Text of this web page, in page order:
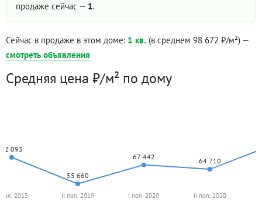
продаже сейчас — 1.
Сейчас в продаже в этом доме: 1 кв. (в среднем 98 672 ₽/м²) —
смотреть объявления
Средняя цена ₽/м² по дому
72 093
55 660
67 442 64 710
2015 II пол. 2019 I пол. 2020 II пол. 2020